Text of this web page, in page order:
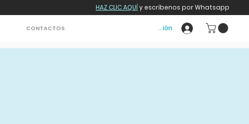
HAZ CLIC AQUÍy escríbenos por Whatsapp
CONTACTOS Iniciar sesión